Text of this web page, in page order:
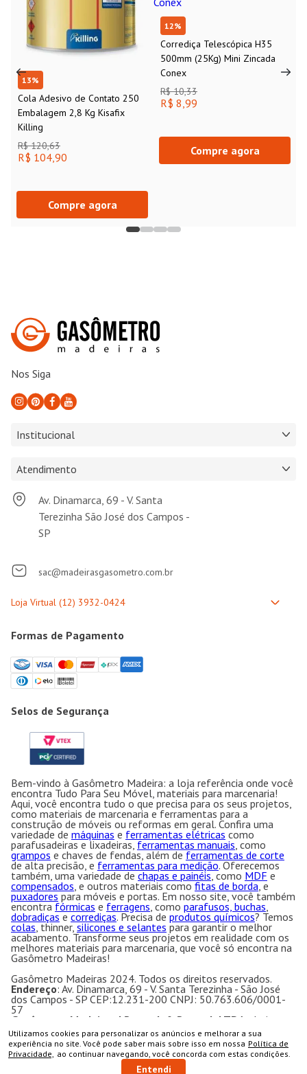
Utilizamos cookies para personalizar os anúncios e melhorar a sua
experiência no site. Você pode saber mais sobre isso em nossa Política de
Privacidade, ao continuar navegando, você concorda com estas condições.
Entendi
COMPRAR
13%
Cola Adesivo de Contato 250
Embalagem 2,8 Kg Kisafix
Killing
R$ 120,63
R$ 104,90
Compre agora
12%
Corrediça Telescópica H35
500mm (25Kg) Mini Zincada
Conex
R$ 10,33
R$ 8,99
Compre agora
Nos Siga
Institucional
Atendimento
Av. Dinamarca, 69 - V. Santa
Terezinha São José dos Campos -
SP
sac@madeirasgasometro.com.br
Formas de Pagamento
Selos de Segurança
Bem-vindo à Gasômetro Madeira: a loja referência onde você
encontra Tudo Para Seu Móvel, materiais para marcenaria!
Aqui, você encontra tudo o que precisa para os seus projetos,
como materiais de marcenaria e ferramentas para a
construção de móveis ou reformas em geral. Confira uma
variedade de máquinas e ferramentas elétricas como
parafusadeiras e lixadeiras, ferramentas manuais, como
grampos e chaves de fendas, além de ferramentas de corte
de alta precisão, e ferramentas para medição. Oferecemos
também, uma variedade de chapas e painéis, como MDF e
compensados, e outros materiais como fitas de borda, e
puxadores para móveis e portas. Em nosso site, você também
encontra fórmicas e ferragens, como parafusos, buchas,
dobradiças e corrediças. Precisa de produtos químicos? Temos
colas, thinner, silicones e selantes para garantir o melhor
acabamento. Transforme seus projetos em realidade com os
melhores materiais para marcenaria, que você só encontra na
Gasômetro Madeiras!
Gasômetro Madeiras 2024. Todos os direitos reservados.
Endereço: Av. Dinamarca, 69 - V. Santa Terezinha - São José
dos Campos - SP CEP:12.231-200 CNPJ: 50.763.606/0001-
57
Gasômetro Madeiras | Ramuth & Ramuth LTDA - Loja
especializada em máquinas para marcenaria, acessórios e
ferragens para móveis.
Equipamentos e ferramentas para marcenaria com ótimos
preços e condições.